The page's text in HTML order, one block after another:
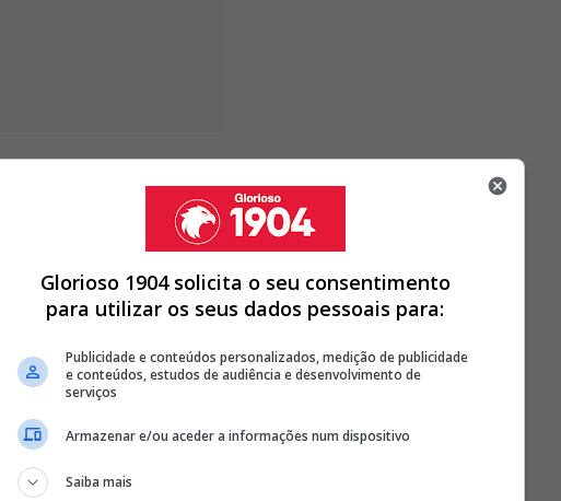
as coisas aconteceram da
HÁ MAIS UMA SAÍDA CONFIRMADA
QUER CENTRAL DO 7.º CLASSIFICADO DA LIGA
O BENFICA E DESTINO ESTÁ FECHADO
<
Glorioso 1904 solicita o seu consentimento
para utilizar os seus dados pessoais para:
Publicidade e conteúdos personalizados, medição de publicidade
e conteúdos, estudos de audiência e desenvolvimento de
serviços
Armazenar e/ou aceder a informações num dispositivo
Saiba mais